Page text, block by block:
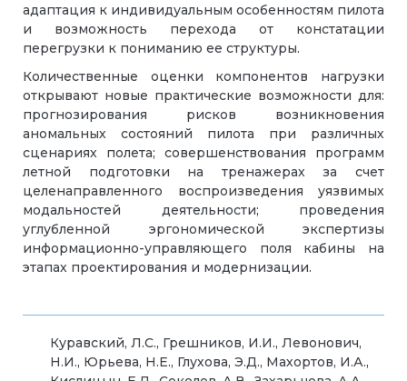
адаптация к индивидуальным особенностям пилота
и возможность перехода от констатации
перегрузки к пониманию ее структуры.
Количественные оценки компонентов нагрузки
открывают новые практические возможности для:
прогнозирования рисков возникновения
аномальных состояний пилота при различных
сценариях полета; совершенствования программ
летной подготовки на тренажерах за счет
целенаправленного воспроизведения уязвимых
модальностей деятельности; проведения
углубленной эргономической экспертизы
информационно-управляющего поля кабины на
этапах проектирования и модернизации.
Куравский, Л.С., Грешников, И.И., Левонович,
Н.И., Юрьева, Н.Е., Глухова, Э.Д., Махортов, И.А.,